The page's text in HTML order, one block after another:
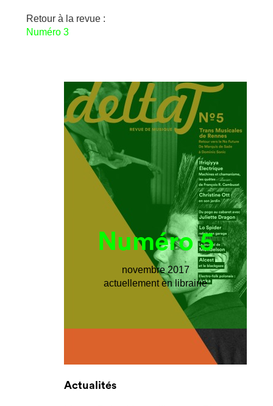
Retour à la revue :
Numéro 3
Numéro 5
novembre 2017
actuellement en librairie
Actualités